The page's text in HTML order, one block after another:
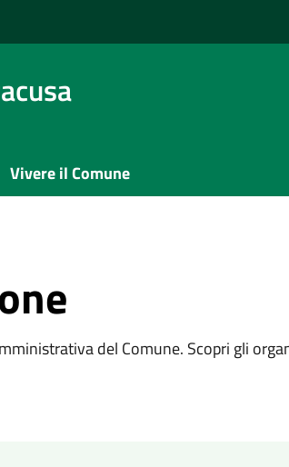
Vivere il Comune
del Comune. Scopri gli